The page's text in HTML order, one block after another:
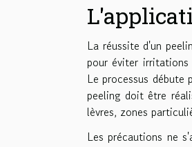
La réussite d'un
pour éviter
Le processus débute
peeling doit être
lèvres, zones
Les précautions ne